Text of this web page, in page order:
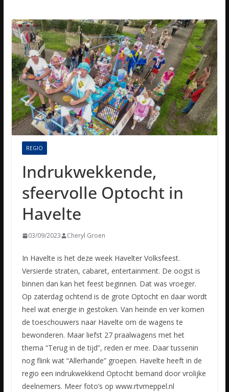
REGIO
Indrukwekkende,
sfeervolle Optocht in
Havelte
03/09/2023 Cheryl Groen
In Havelte is het deze week Havelter Volksfeest.
Versierde straten, cabaret, entertainment. De oogst is
binnen dan kan het feest beginnen. Dat was vroeger.
Op zaterdag ochtend is de grote Optocht en daarwordt
heel wat energie in gestoken. Van heinde en ver komen
de toeschouwers naar Havelte om de wagens te
bewonderen. Maar liefst 27 praalwagens met het
thema “Terug in de tijd”, reden er mee. Daar tussenin
nog flink wat “Allerhande” groepen. Havelte heeft in de
regio een indrukwekkend Optocht bemand door vrolijke
deelnemers. Meer foto’s op www.rtvmeppel.nl